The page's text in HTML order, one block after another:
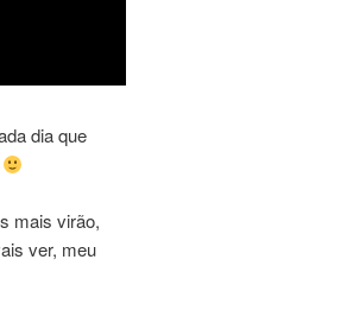
dia que
mais virão,
ver, meu